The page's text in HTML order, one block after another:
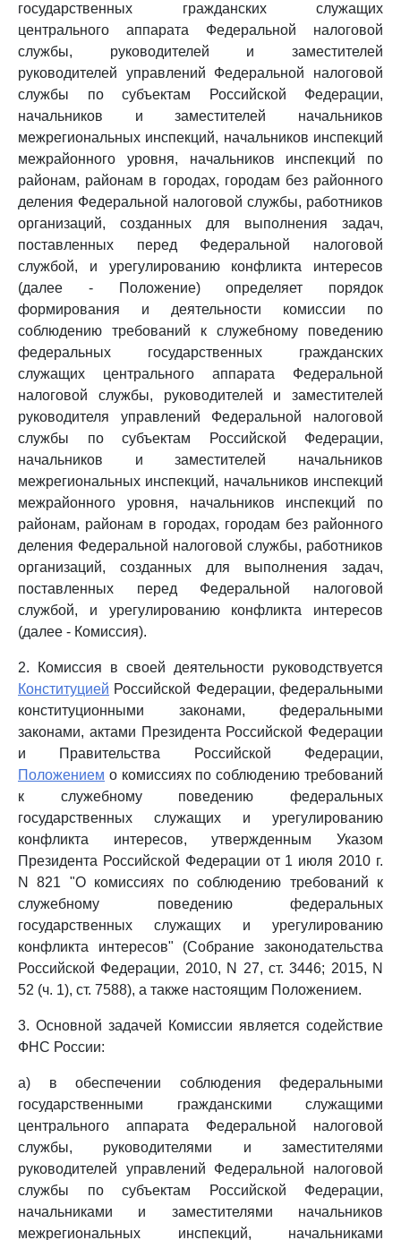
государственных гражданских служащих
центрального аппарата Федеральной налоговой
службы, руководителей и заместителей
руководителей управлений Федеральной налоговой
службы по субъектам Российской Федерации,
начальников и заместителей начальников
межрегиональных инспекций, начальников инспекций
межрайонного уровня, начальников инспекций по
районам, районам в городах, городам без районного
деления Федеральной налоговой службы, работников
организаций, созданных для выполнения задач,
поставленных перед Федеральной налоговой
службой, и урегулированию конфликта интересов
(далее - Положение) определяет порядок
формирования и деятельности комиссии по
соблюдению требований к служебному поведению
федеральных государственных гражданских
служащих центрального аппарата Федеральной
налоговой службы, руководителей и заместителей
руководителя управлений Федеральной налоговой
службы по субъектам Российской Федерации,
начальников и заместителей начальников
межрегиональных инспекций, начальников инспекций
межрайонного уровня, начальников инспекций по
районам, районам в городах, городам без районного
деления Федеральной налоговой службы, работников
организаций, созданных для выполнения задач,
поставленных перед Федеральной налоговой
службой, и урегулированию конфликта интересов
(далее - Комиссия).
2. Комиссия в своей деятельности руководствуется
Конституцией Российской Федерации, федеральными
конституционными законами, федеральными
законами, актами Президента Российской Федерации
и Правительства Российской Федерации,
Положением о комиссиях по соблюдению требований
к служебному поведению федеральных
государственных служащих и урегулированию
конфликта интересов, утвержденным Указом
Президента Российской Федерации от 1 июля 2010 г.
N 821 "О комиссиях по соблюдению требований к
служебному поведению федеральных
государственных служащих и урегулированию
конфликта интересов" (Собрание законодательства
Российской Федерации, 2010, N 27, ст. 3446; 2015, N
52 (ч. 1), ст. 7588), а также настоящим Положением.
3. Основной задачей Комиссии является содействие
ФНС России:
а) в обеспечении соблюдения федеральными
государственными гражданскими служащими
центрального аппарата Федеральной налоговой
службы, руководителями и заместителями
руководителей управлений Федеральной налоговой
службы по субъектам Российской Федерации,
начальниками и заместителями начальников
межрегиональных инспекций, начальниками